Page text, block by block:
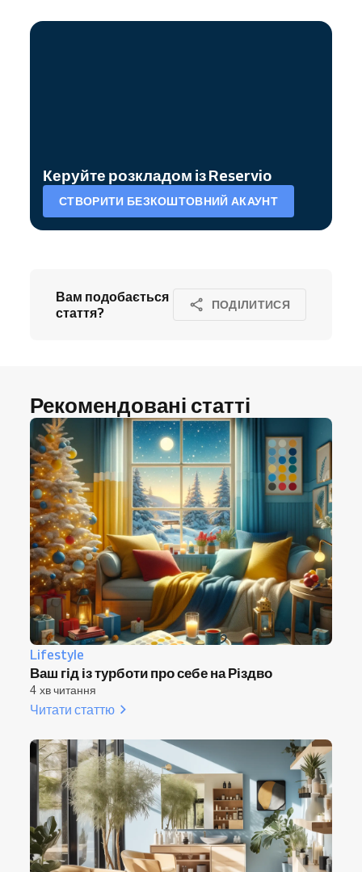
Керуйте розкладом із Reservio
СТВОРИТИ БЕЗКОШТОВНИЙ АКАУНТ
Вам подобається
стаття?
ПОДІЛИТИСЯ
Рекомендовані статті
Lifestyle
Ваш гід із турботи про себе на Різдво
4 хв читання
Читати статтю